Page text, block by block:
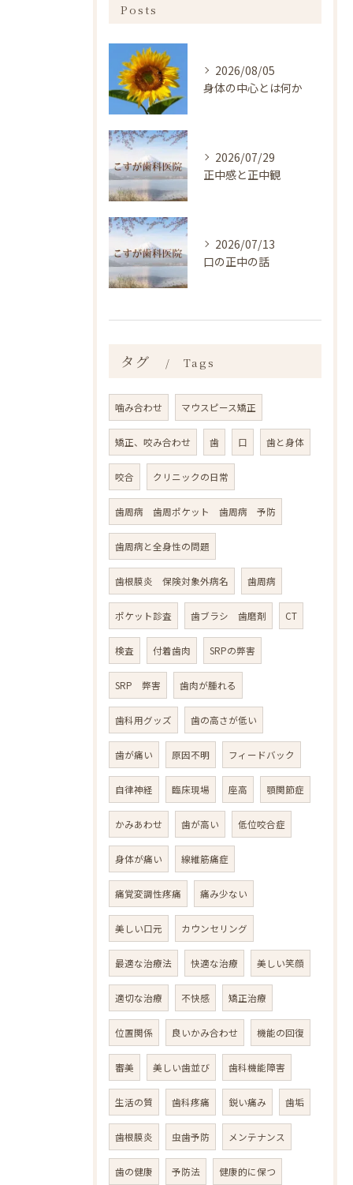
Posts
2026/08/05
身体の中心とは何か
2026/07/29
正中感と正中観
2026/07/13
口の正中の話
タグ Tags
噛み合わせ マウスピース矯正
矯正、咬み合わせ 歯 口 歯と身体
咬合 クリニックの日常
歯周病 歯周ポケット 歯周病 予防
歯周病と全身性の問題
歯根膜炎 保険対象外病名 歯周病
ポケット診査 歯ブラシ 歯磨剤 CT
検査 付着歯肉 SRPの弊害
SRP 弊害 歯肉が腫れる
歯科用グッズ 歯の高さが低い
歯が痛い 原因不明 フィードバック
自律神経 臨床現場 座高 顎関節症
かみあわせ 歯が高い 低位咬合症
身体が痛い 線維筋痛症
痛覚変調性疼痛 痛み少ない
美しい口元 カウンセリング
最適な治療法 快適な治療 美しい笑顔
適切な治療 不快感 矯正治療
位置関係 良いかみ合わせ 機能の回復
審美 美しい歯並び 歯科機能障害
生活の質 歯科疼痛 鋭い痛み 歯垢
歯根膜炎 虫歯予防 メンテナンス
歯の健康 予防法 健康的に保つ